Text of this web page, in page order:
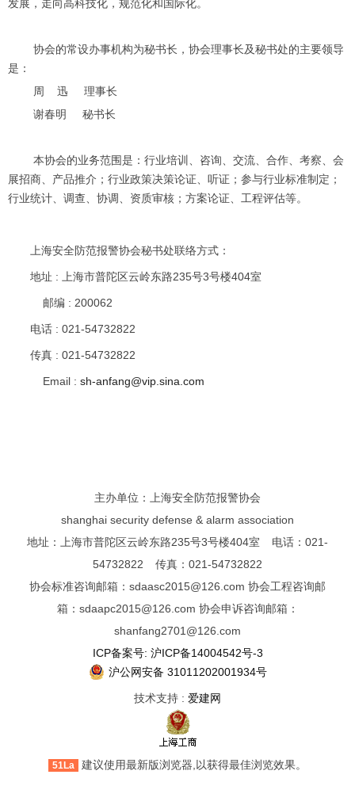
发展，走向高科技化，规范化和国际化。
协会的常设办事机构为秘书长，协会理事长及秘书处的主要领导
是：
周 迅 理事长
谢春明 秘书长
本协会的业务范围是：行业培训、咨询、交流、合作、考察、会
展招商、产品推介；行业政策决策论证、听证；参与行业标准制定；
行业统计、调查、协调、资质审核；方案论证、工程评估等。
上海安全防范报警协会秘书处联络方式：
地址 : 上海市普陀区云岭东路235号3号楼404室
邮编 : 200062
电话 : 021-54732822
传真 : 021-54732822
Email : sh-anfang@vip.sina.com
主办单位：上海安全防范报警协会
shanghai security defense & alarm association
地址：上海市普陀区云岭东路235号3号楼404室 电话：021-
54732822 传真：021-54732822
协会标准咨询邮箱：sdaasc2015@126.com 协会工程咨询邮
箱：sdaapc2015@126.com 协会申诉咨询邮箱：
shanfang2701@126.com
ICP备案号: 沪ICP备14004542号-3
沪公网安备 31011202001934号
技术支持 : 爱建网
51La 建议使用最新版浏览器,以获得最佳浏览效果。